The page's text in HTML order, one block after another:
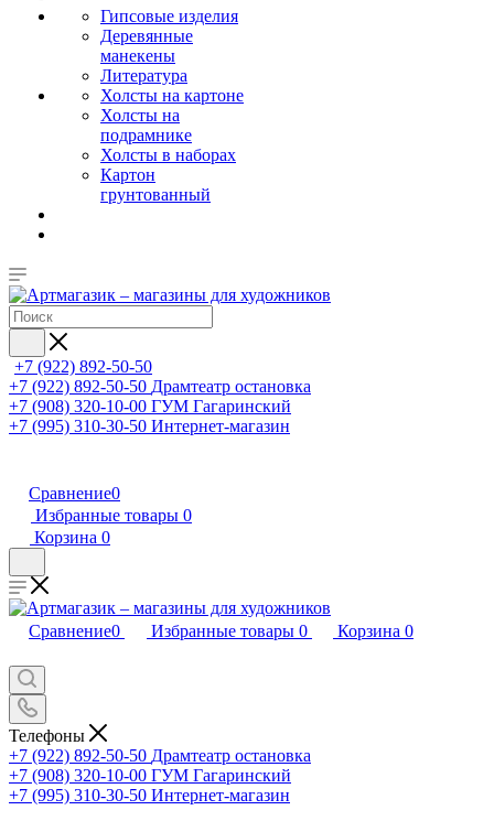
Гипсовые изделия
Деревянные
манекены
Литература
Холсты на картоне
Холсты на
подрамнике
Холсты в наборах
Картон
грунтованный
+7 (922) 892-50-50
+7 (922) 892-50-50 Драмтеатр остановка
+7 (908) 320-10-00 ГУМ Гагаринский
+7 (995) 310-30-50 Интернет-магазин
Сравнение0
Избранные товары 0
Корзина 0
Сравнение0 Избранные товары 0 Корзина 0
Телефоны
+7 (922) 892-50-50 Драмтеатр остановка
+7 (908) 320-10-00 ГУМ Гагаринский
+7 (995) 310-30-50 Интернет-магазин